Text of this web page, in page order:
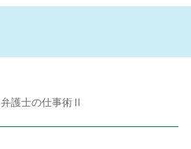
弁護士の仕事術Ⅱ